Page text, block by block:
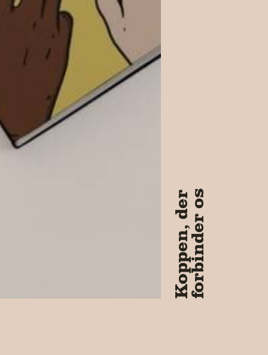
Koppen, derforbinder os